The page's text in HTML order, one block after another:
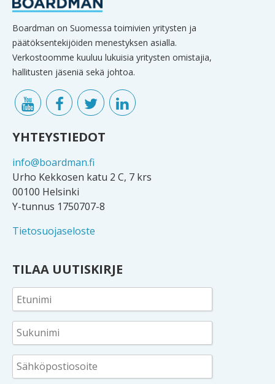
Boardman on Suomessa toimivien yritysten ja
päätöksentekijöiden menestyksen asialla.
Verkostoomme kuuluu lukuisia yritysten omistajia,
hallitusten jäseniä sekä johtoa.
YHTEYSTIEDOT
info@boardman.fi
Urho Kekkosen katu 2 C, 7 krs
00100 Helsinki
Y-tunnus 1750707-8
Tietosuojaseloste
TILAA UUTISKIRJE